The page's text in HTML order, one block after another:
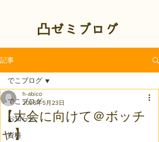
凸ゼミブログ
記事
でこブログ
お知らせ
資料
でこブログ
【大会に向けて＠ボッチ
ャ】
h-abico
2025年5月23日